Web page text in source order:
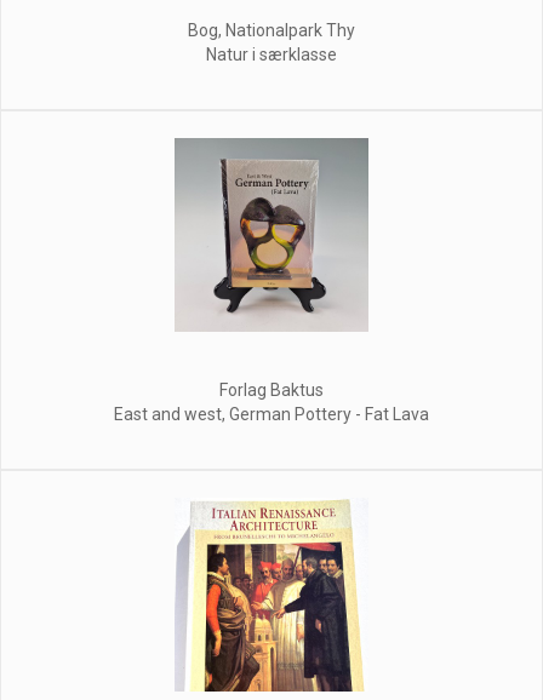
Bog, Nationalpark Thy
Natur i særklasse
Forlag Baktus
East and west, German Pottery - Fat Lava